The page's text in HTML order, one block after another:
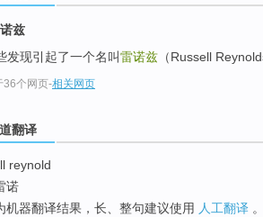
兹
发现引起了一个名叫雷诺兹 （Russell
36个网页-相关网页
翻译
reynold
诺
机器翻译结果，长、整句建议使用 人工翻译